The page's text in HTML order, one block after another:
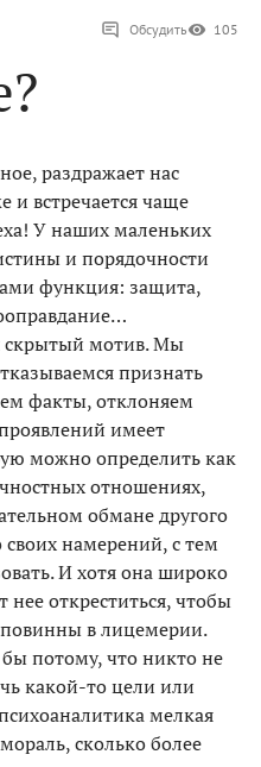
Обсудить 105
раздражает нас
и встречается чаще
У наших маленьких
и порядочности
функция: защита,
скрытый мотив. Мы
признать
факты, отклоняем
имеет
можно определить как
отношениях,
обмане другого
своих намерений, с тем
И хотя она широко
откреститься, чтобы
в лицемерии.
потому, что никто не
какой-то цели или
мелкая
сколько более